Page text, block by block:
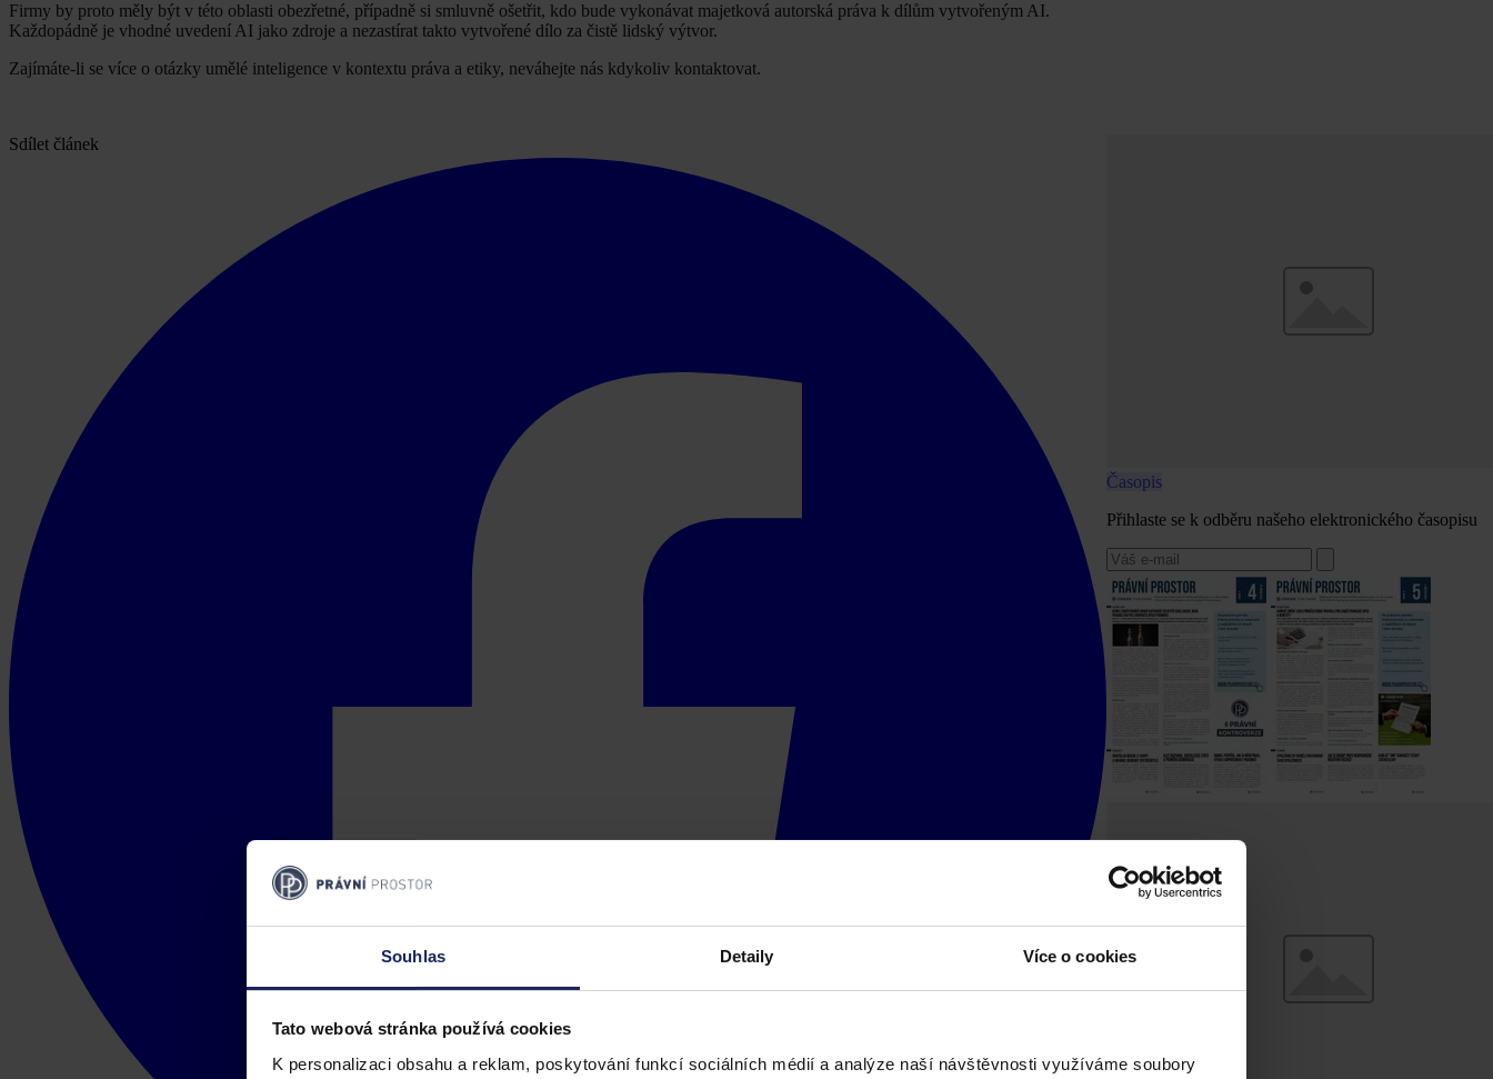
Souhlas Detaily Více o cookies
Tato webová stránka používá cookies
K personalizaci obsahu a reklam, poskytování funkcí sociálních médií a analýze naší návštěvnosti využíváme soubory
Firmy by proto měly být v této oblasti obezřetné, případně si smluvně ošetřit, kdo bude vykonávat majetková autorská práva k dílům vytvořeným AI.
Každopádně je vhodné uvedení AI jako zdroje a nezastírat takto vytvořené dílo za čistě lidský výtvor.
Zajímáte-li se více o otázky umělé inteligence v kontextu práva a etiky, neváhejte nás kdykoliv kontaktovat.
Sdílet článek
Časopis
Přihlaste se k odběru našeho elektronického časopisu